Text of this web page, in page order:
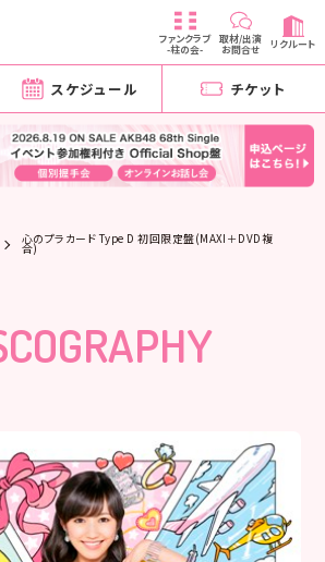
ファンクラブ
-柱の会-
取材/出演
お問合せ リクルート
スケジュール チケット
心のプラカード Type D 初回限定盤(MAXI＋DVD複
合)